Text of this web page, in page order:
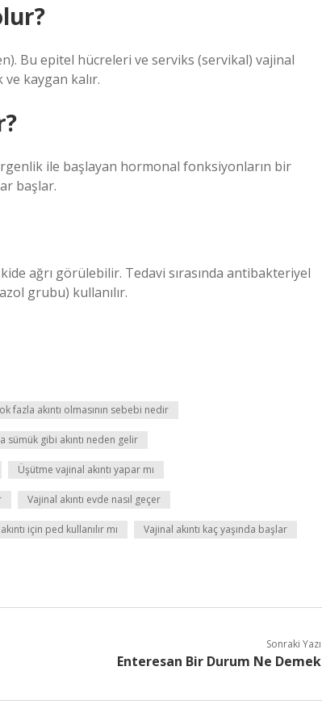
Bu epitel hücreleri ve serviks (servikal) vajinal
ve kaygan kalır.
ile başlayan hormonal fonksiyonların bir
başlar.
ağrı görülebilir. Tedavi sırasında antibakteriyel
grubu) kullanılır.
fazla akıntı olmasının sebebi nedir
sümük gibi akıntı neden gelir
Üşütme vajinal akıntı yapar mı
Vajinal akıntı evde nasıl geçer
için ped kullanılır mı Vajinal akıntı kaç yaşında başlar
Sonraki Yazı
Enteresan Bir Durum Ne Demek